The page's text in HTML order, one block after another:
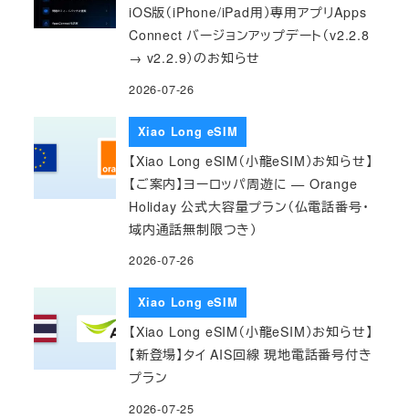
iOS版（iPhone/iPad用）専用アプリApps
Connect バージョンアップデート（v2.2.8
→ v2.2.9）のお知らせ
2026-07-26
Xiao Long eSIM
【Xiao Long eSIM（小龍eSIM）お知らせ】
【ご案内】ヨーロッパ周遊に — Orange
Holiday 公式大容量プラン（仏電話番号・
域内通話無制限つき）
2026-07-26
Xiao Long eSIM
【Xiao Long eSIM（小龍eSIM）お知らせ】
【新登場】タイ AIS回線 現地電話番号付き
プラン
2026-07-25